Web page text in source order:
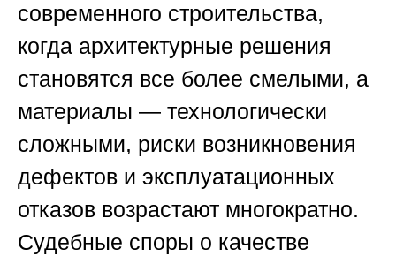
современного строительства,
когда архитектурные решения
становятся все более смелыми, а
материалы — технологически
сложными, риски возникновения
дефектов и эксплуатационных
отказов возрастают многократно.
Судебные споры о качестве